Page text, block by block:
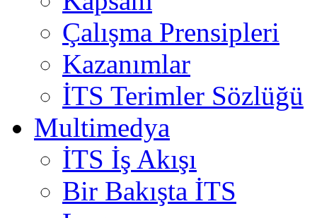
Çalışma Prensipleri
Kazanımlar
İTS Terimler Sözlüğü
Multimedya
İTS İş Akışı
Bir Bakışta İTS